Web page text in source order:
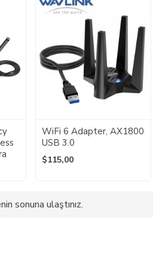
WiFi 6 Adapter, AX1800
USB 3.0
$115,00
sonuna ulaştınız.